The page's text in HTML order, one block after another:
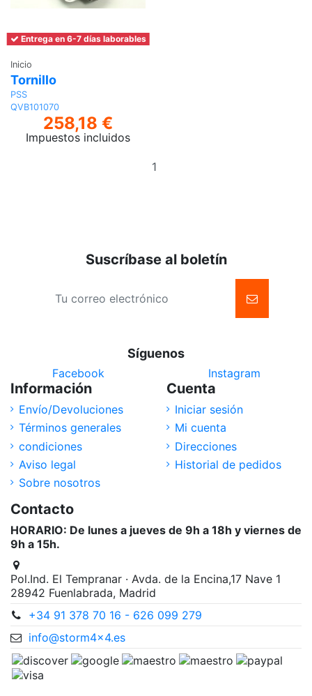
Entrega en 6-7 días laborables
Inicio
Tornillo
PSS
QVB101070
258,18 €
Impuestos incluidos
Suscríbase al boletín
Síguenos
Facebook Instagram
Información
Envío/Devoluciones
Términos generales
condiciones
Aviso legal
Sobre nosotros
Cuenta
Iniciar sesión
Mi cuenta
Direcciones
Historial de pedidos
Contacto
HORARIO: De lunes a jueves de 9h a 18h y viernes de
9h a 15h.
Pol.Ind. El Tempranar · Avda. de la Encina,17 Nave 1
28942 Fuenlabrada, Madrid
+34 91 378 70 16 - 626 099 279
info@storm4x4.es